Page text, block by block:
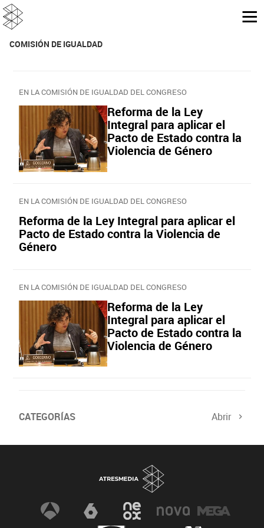
COMISIÓN DE IGUALDAD
EN LA COMISIÓN DE IGUALDAD DEL CONGRESO
Reforma de la Ley
Integral para aplicar el
Pacto de Estado contra la
Violencia de Género
EN LA COMISIÓN DE IGUALDAD DEL CONGRESO
Reforma de la Ley Integral para aplicar el
Pacto de Estado contra la Violencia de
Género
EN LA COMISIÓN DE IGUALDAD DEL CONGRESO
Reforma de la Ley
Integral para aplicar el
Pacto de Estado contra la
Violencia de Género
CATEGORÍAS Abrir